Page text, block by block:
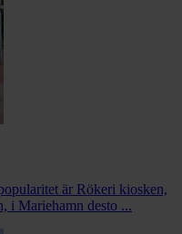
är Rökeri kiosken,
i Mariehamn desto ...